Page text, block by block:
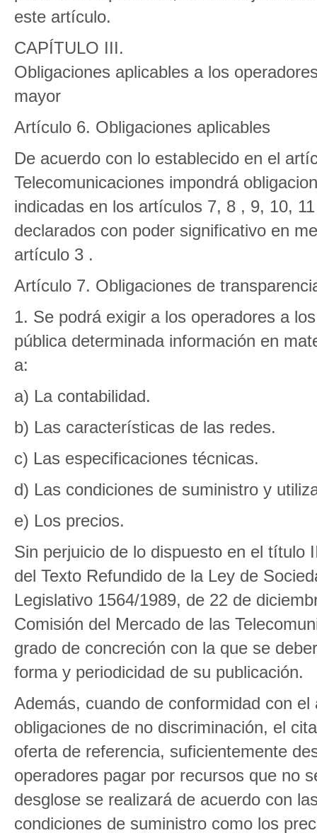
este artículo.
CAPÍTULO III.
Obligaciones aplicables a los
mayor
Artículo 6. Obligaciones aplicables
De acuerdo con lo establecido en el
Telecomunicaciones impondrá
indicadas en los artículos 7, 8 , 9, 10,
declarados con poder significativo en
artículo 3 .
Artículo 7. Obligaciones de
1. Se podrá exigir a los operadores a
pública determinada información en
a:
a) La contabilidad.
b) Las características de las redes.
c) Las especificaciones técnicas.
d) Las condiciones de suministro y
e) Los precios.
Sin perjuicio de lo dispuesto en el título
del Texto Refundido de la Ley de
Legislativo 1564/1989, de 22 de
Comisión del Mercado de las
grado de concreción con la que se
forma y periodicidad de su publicación.
Además, cuando de conformidad con
obligaciones de no discriminación, el
oferta de referencia, suficientemente
operadores pagar por recursos que no
desglose se realizará de acuerdo con
condiciones de suministro como los